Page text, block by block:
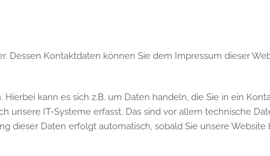
Dessen Kontaktdaten können Sie dem Impressum dieser
kann es sich z.B. um Daten handeln, die Sie in ein
IT-Systeme erfasst. Das sind vor allem technische
dieser Daten erfolgt automatisch, sobald Sie unsere Website